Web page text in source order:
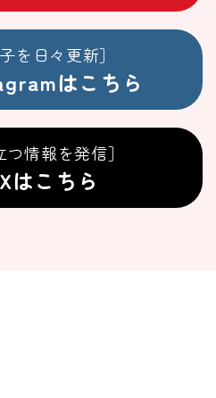
を日々更新］
はこちら
つ情報を発信］
はこちら